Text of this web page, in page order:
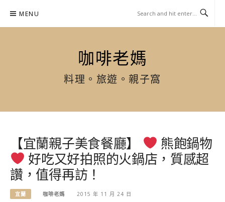
content
MENU
咖啡老媽
料理。旅遊。親子窩
【宜蘭親子美食餐廳】
熊飽鍋物
好吃又好拍照的火鍋店，質感超
讚，值得再訪！
宜蘭 咖啡老媽 2015 年 11 月 24 日